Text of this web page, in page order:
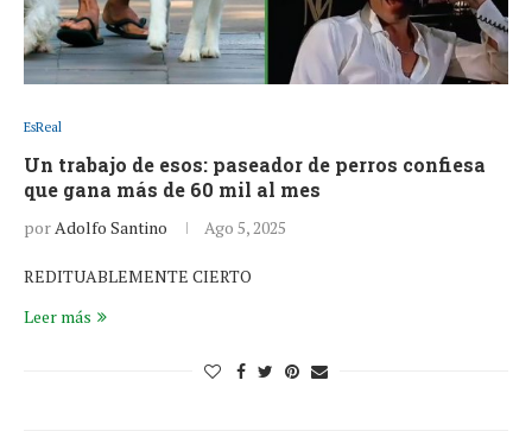
EsReal
Un trabajo de esos: paseador de perros confiesa
que gana más de 60 mil al mes
porAdolfo Santino Ago 5, 2025
REDITUABLEMENTE CIERTO
Leer más